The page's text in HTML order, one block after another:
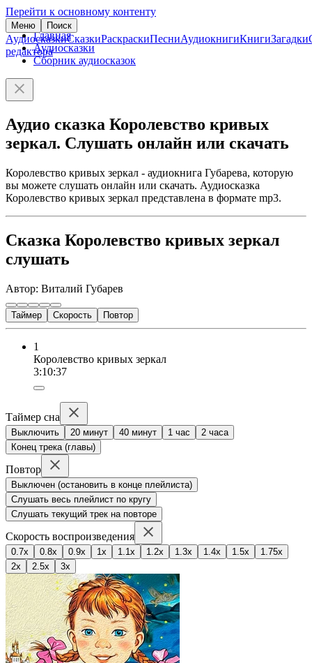
Перейти к основному контенту
Меню Поиск
АудиосказкиСказкиРаскраскиПесниАудиокнигиКнигиЗагадки
редактора
Главная
Аудиосказки
Сборник аудиосказок
Аудио сказка Королевство кривых
зеркал. Слушать онлайн или скачать
Королевство кривых зеркал - аудиокнига Губарева, которую
вы можете слушать онлайн или скачать. Аудиосказка
Королевство кривых зеркал представлена в формате mp3.
Сказка Королевство кривых зеркал
слушать
Автор: Виталий Губарев
Таймер Скорость Повтор
1
Королевство кривых зеркал
3:10:37
Таймер сна
Выключить 20 минут 40 минут 1 час
2 часа
Конец трека (главы)
Повтор
Выключен (остановить в конце плейлиста)
Слушать весь плейлист по кругу
Слушать текущий трек на повторе
Скорость воспроизведения
0.7x 0.8x 0.9x 1x 1.1x 1.2x 1.3x 1.4x 1.5x
1.75x
2x
2.5x 3x